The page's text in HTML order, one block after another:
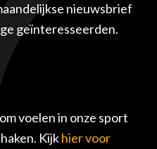
nieuwsbrief
geïnteresseerden.
voelen in onze sport
Kijkhier voor